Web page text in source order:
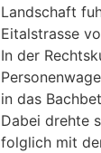
Landschaft
Eitalstrasse
In der
in das
Dabei drehte
folglich mit